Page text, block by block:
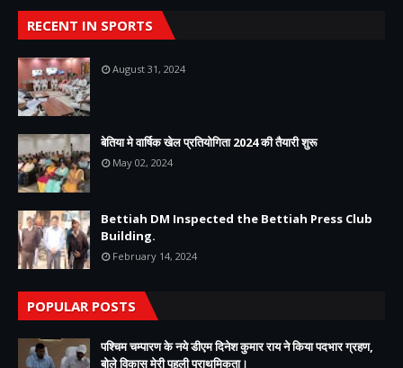
RECENT IN SPORTS
August 31, 2024
बेतिया मे वार्षिक खेल प्रतियोगिता 2024 की तैयारी शुरू
May 02, 2024
Bettiah DM Inspected the Bettiah Press Club
Building.
February 14, 2024
POPULAR POSTS
पश्चिम चम्पारण के नये डीएम दिनेश कुमार राय ने किया पदभार ग्रहण,
बोले विकास मेरी पहली प्राथमिकता।